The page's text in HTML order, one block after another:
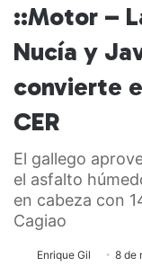
::Motor –
Nucía y
convierte
CER
El gallego
el asfalto
en cabeza con
Cagiao
Enrique Gil 8 de